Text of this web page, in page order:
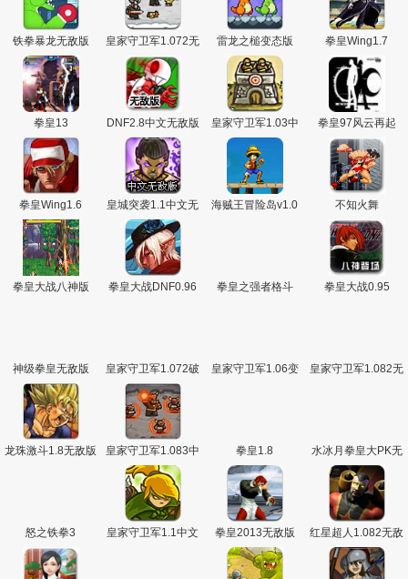
铁拳暴龙无敌版
皇家守卫军1.072无
敌版
雷龙之槌变态版 拳皇Wing1.7
拳皇13 DNF2.8中文无敌版
皇家守卫军1.03中
文版
拳皇97风云再起
2000
拳皇Wing1.6
皇城突袭1.1中文无
敌版
海贼王冒险岛v1.0
不知火舞
拳皇大战八神版 拳皇大战DNF0.96 拳皇之强者格斗 拳皇大战0.95
神级拳皇无敌版
皇家守卫军1.072破
解版
皇家守卫军1.06变
皇家守卫军1.082无
龙珠激斗1.8无敌版
皇家守卫军1.083中
文版
拳皇1.8
水冰月拳皇大PK无
敌版
怒之铁拳3
皇家守卫军1.1中文
拳皇2013无敌版
红星超人1.082无敌
版